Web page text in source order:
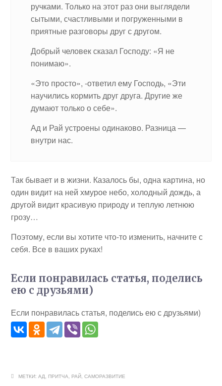
ручками. Только на этот раз они выглядели
сытыми, счастливыми и погруженными в
приятные разговоры друг с другом.
Добрый человек сказал Господу: «Я не
понимаю».
«Это просто», -ответил ему Господь, «Эти
научились кормить друг друга. Другие же
думают только о себе».
Ад и Рай устроены одинаково. Разница —
внутри нас.
Так бывает и в жизни. Казалось бы, одна картина, но
один видит на ней хмурое небо, холодный дождь, а
другой видит красивую природу и теплую летнюю
грозу…
Поэтому, если вы хотите что-то изменить, начните с
себя. Все в ваших руках!
Если понравилась статья, поделись
ею с друзьями)
Если понравилась статья, поделись ею с друзьями)
МЕТКИ:АД, ПРИТЧА, РАЙ,САМОРАЗВИТИЕ